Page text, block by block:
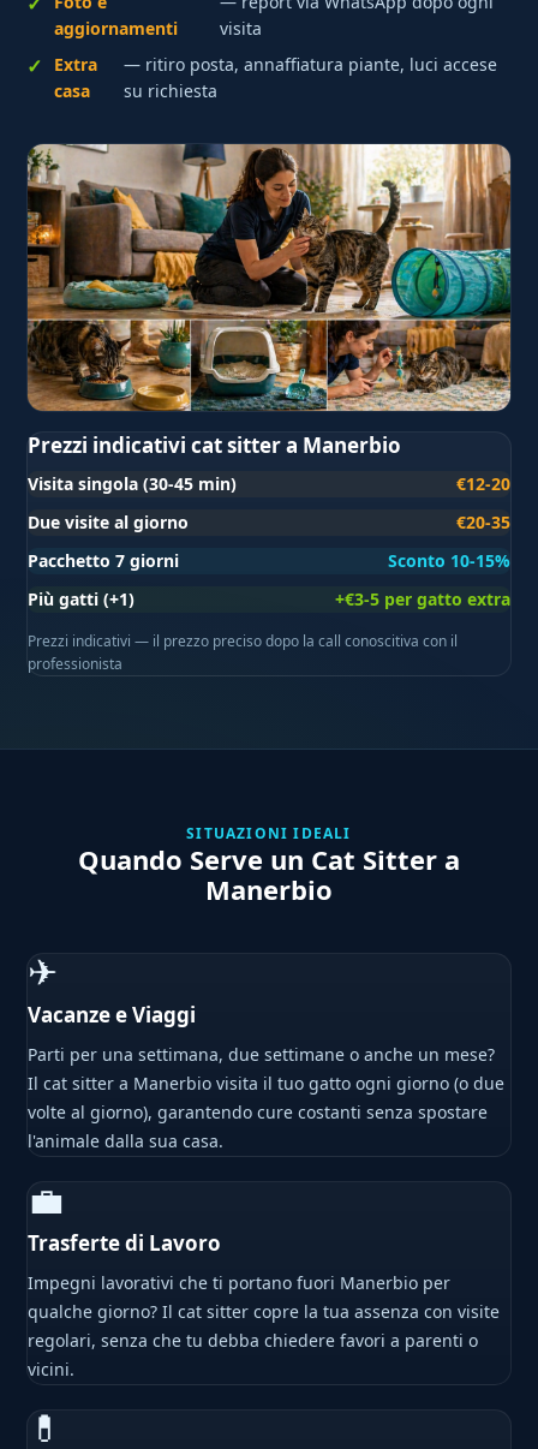
aggiornamenti
visita
Extra
casa
— ritiro posta, annaffiatura piante, luci accese
su richiesta
Prezzi indicativi cat sitter a Manerbio
Visita singola (30-45 min)
€12-20
Due visite al giorno
€20-35
Pacchetto 7 giorni
Sconto 10-15%
Più gatti (+1)
+€3-5 per gatto extra
Prezzi indicativi — il prezzo preciso dopo la call conoscitiva con il
professionista
SITUAZIONI IDEALI
Quando Serve un Cat Sitter a
Manerbio
✈
Vacanze e Viaggi
Parti per una settimana, due settimane o anche un mese?
Il cat sitter a Manerbio visita il tuo gatto ogni giorno (o due
volte al giorno), garantendo cure costanti senza spostare
l'animale dalla sua casa.
💼
Trasferte di Lavoro
Impegni lavorativi che ti portano fuori Manerbio per
qualche giorno? Il cat sitter copre la tua assenza con visite
regolari, senza che tu debba chiedere favori a parenti o
vicini.
💊